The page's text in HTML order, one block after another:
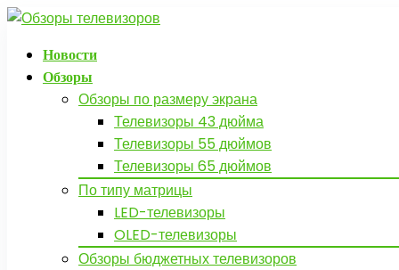
Новости
Обзоры
Обзоры по размеру экрана
Телевизоры 43 дюйма
Телевизоры 55 дюймов
Телевизоры 65 дюймов
По типу матрицы
LED-телевизоры
OLED-телевизоры
Обзоры бюджетных телевизоров